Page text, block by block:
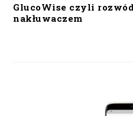
GlucoWise czyli
nakłuwaczem